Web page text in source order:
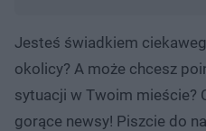
Jesteś świadkiem
okolicy? A może chcesz
sytuacji w Twoim mieście?
gorące newsy! Piszcie do